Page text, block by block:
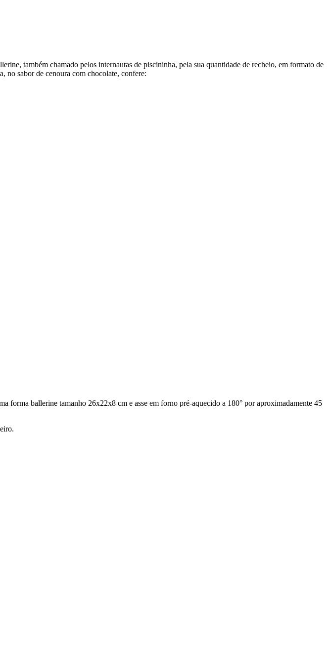
também chamado pelos internautas de piscininha, pela sua quantidade de recheio, em formato de
no sabor de cenoura com chocolate, confere:
forma ballerine tamanho 26x22x8 cm e asse em forno pré-aquecido a 180° por aproximadamente 45